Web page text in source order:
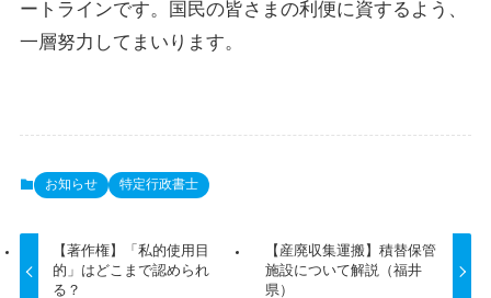
ートラインです。国民の皆さまの利便に資するよう、
一層努力してまいります。
お知らせ 特定行政書士
【著作権】「私的使用目
的」はどこまで認められ
る？
【産廃収集運搬】積替保管
施設について解説（福井
県）